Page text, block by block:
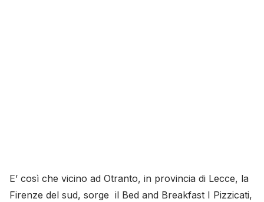
E’ così che vicino ad Otranto, in provincia di Lecce, la
Firenze del sud, sorge il Bed and Breakfast I Pizzicati,